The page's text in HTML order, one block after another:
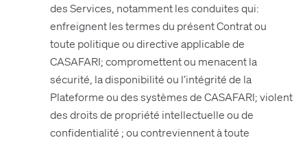
des Services, notamment les conduites qui:
enfreignent les termes du présent Contrat ou
toute politique ou directive applicable de
CASAFARI; compromettent ou menacent la
sécurité, la disponibilité ou l’intégrité de la
Plateforme ou des systèmes de CASAFARI; violent
des droits de propriété intellectuelle ou de
confidentialité ; ou contreviennent à toute